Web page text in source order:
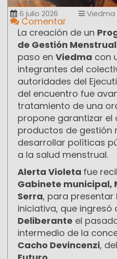
6 julio 2026 Viedma
Comentar
La creación de un
de Gestión Menstrual
paso en Viedma con
integrantes del
autoridades del
del encuentro fue
tratamiento de una
propone garantizar el
productos de gestión
desarrollar políticas
a la salud menstrual.
Alerta Violeta fue
Gabinete municipal,
Serra, para presentar
iniciativa, que ingresó
Deliberante el
intermedio de la
Cacho Devincenzi,